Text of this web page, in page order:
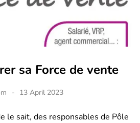
sa Force de vente
13 April 2023
le sait, des responsables de Pôle